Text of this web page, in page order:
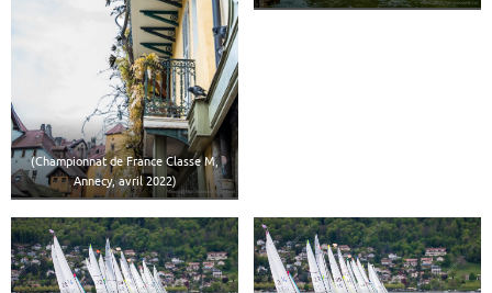
(Championnat de France Classe M,
Annecy, avril 2022)